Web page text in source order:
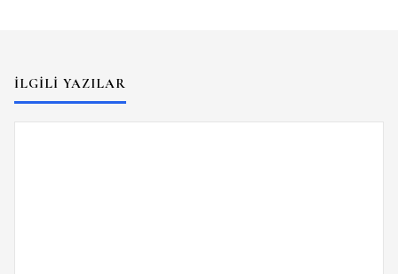
İLGILI YAZILAR